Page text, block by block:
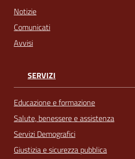
Notizie
Comunicati
Avvisi
SERVIZI
Educazione e formazione
Salute, benessere e assistenza
Servizi Demografici
Giustizia e sicurezza pubblica